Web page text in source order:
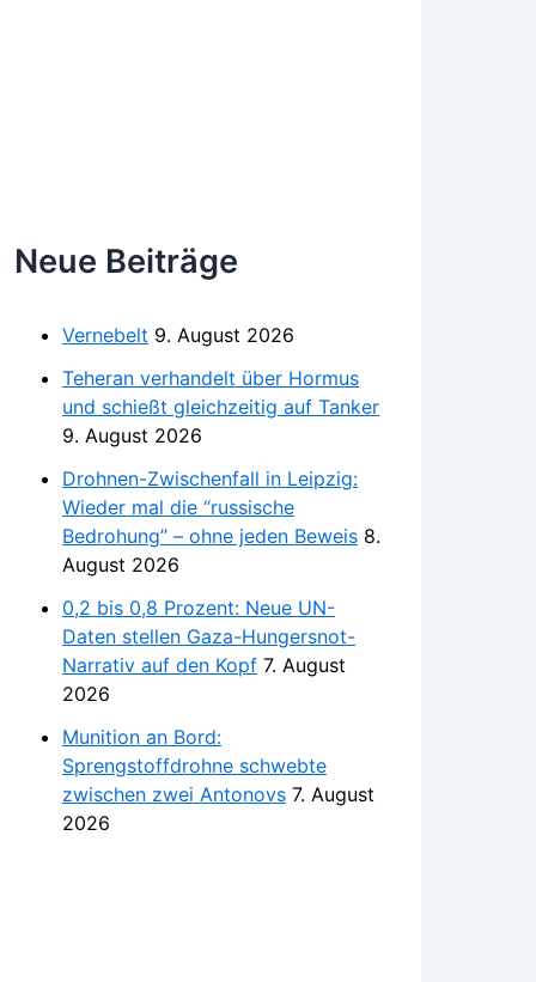
Neue Beiträge
Vernebelt 9. August 2026
Teheran verhandelt über Hormus
und schießt gleichzeitig auf Tanker
9. August 2026
Drohnen-Zwischenfall in Leipzig:
Wieder mal die “russische
Bedrohung” – ohne jeden Beweis 8.
August 2026
0,2 bis 0,8 Prozent: Neue UN-
Daten stellen Gaza-Hungersnot-
Narrativ auf den Kopf 7. August
2026
Munition an Bord:
Sprengstoffdrohne schwebte
zwischen zwei Antonovs 7. August
2026